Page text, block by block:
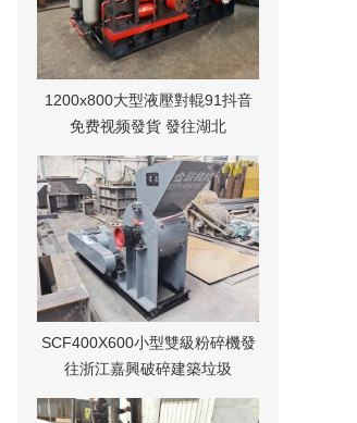
1200x800大型液壓對輥91抖音
免费视频發貨 發往湖北
SCF400X600小型雙級粉碎機發
往浙江嘉興破碎建築垃圾